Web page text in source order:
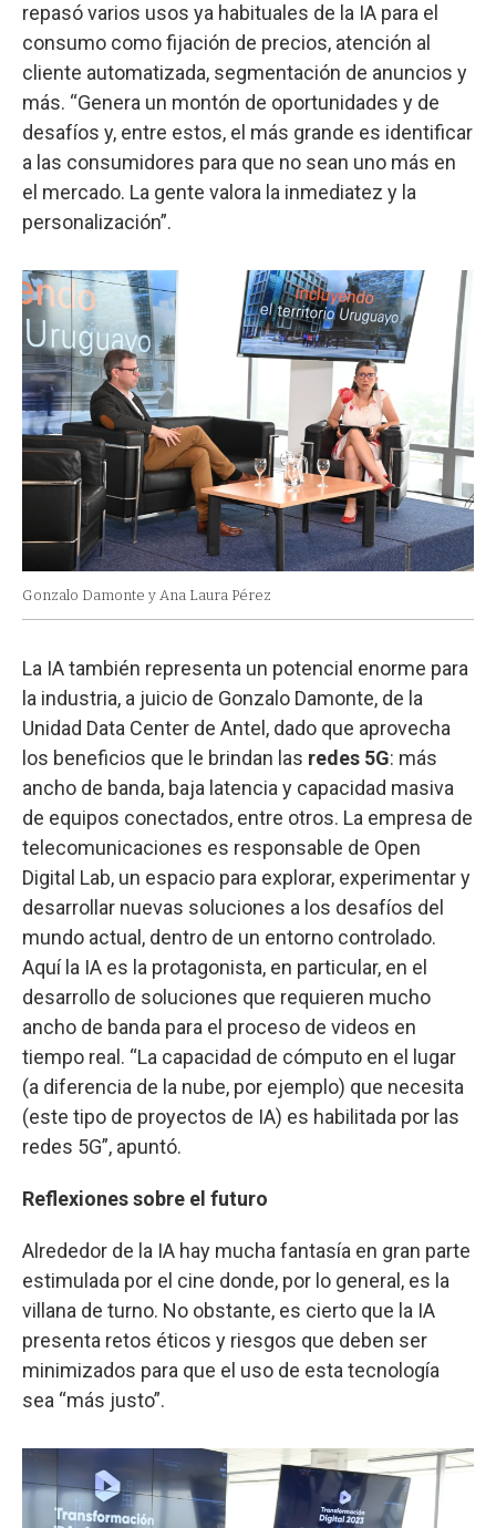
repasó varios usos ya habituales de la IA para el
consumo como fijación de precios, atención al
cliente automatizada, segmentación de anuncios y
más. “Genera un montón de oportunidades y de
desafíos y, entre estos, el más grande es identificar
a las consumidores para que no sean uno más en
el mercado. La gente valora la inmediatez y la
personalización”.
Gonzalo Damonte y Ana Laura Pérez
La IA también representa un potencial enorme para
la industria, a juicio de Gonzalo Damonte, de la
Unidad Data Center de Antel, dado que aprovecha
los beneficios que le brindan las redes 5G: más
ancho de banda, baja latencia y capacidad masiva
de equipos conectados, entre otros. La empresa de
telecomunicaciones es responsable de Open
Digital Lab, un espacio para explorar, experimentar y
desarrollar nuevas soluciones a los desafíos del
mundo actual, dentro de un entorno controlado.
Aquí la IA es la protagonista, en particular, en el
desarrollo de soluciones que requieren mucho
ancho de banda para el proceso de videos en
tiempo real. “La capacidad de cómputo en el lugar
(a diferencia de la nube, por ejemplo) que necesita
(este tipo de proyectos de IA) es habilitada por las
redes 5G”, apuntó.
Reflexiones sobre el futuro
Alrededor de la IA hay mucha fantasía en gran parte
estimulada por el cine donde, por lo general, es la
villana de turno. No obstante, es cierto que la IA
presenta retos éticos y riesgos que deben ser
minimizados para que el uso de esta tecnología
sea “más justo”.